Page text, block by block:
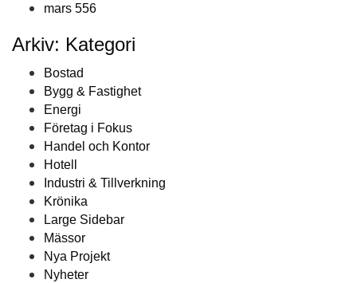
mars 556
Arkiv: Kategori
Bostad
Bygg & Fastighet
Energi
Företag i Fokus
Handel och Kontor
Hotell
Industri & Tillverkning
Krönika
Large Sidebar
Mässor
Nya Projekt
Nyheter